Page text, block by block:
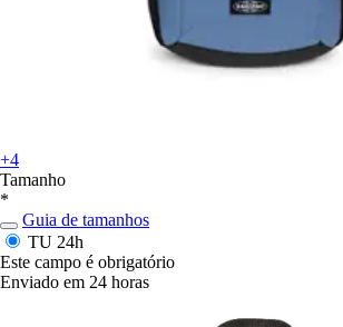
+4
Tamanho
*
Guia de tamanhos
TU 24h
Este campo é obrigatório
Enviado em 24 horas